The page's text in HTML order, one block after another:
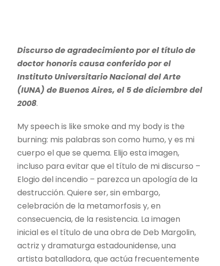
Discurso de agradecimiento por el título de
doctor honoris causa conferido por el
Instituto Universitario Nacional del Arte
(IUNA) de Buenos Aires, el 5 de diciembre del
2008.
My speech is like smoke and my body is the
burning: mis palabras son como humo, y es mi
cuerpo el que se quema. Elijo esta imagen,
incluso para evitar que el título de mi discurso –
Elogio del incendio – parezca un apología de la
destrucción. Quiere ser, sin embargo,
celebración de la metamorfosis y, en
consecuencia, de la resistencia. La imagen
inicial es el título de una obra de Deb Margolin,
actriz y dramaturga estadounidense, una
artista batalladora, que actúa frecuentemente